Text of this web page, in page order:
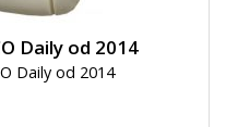
Daily od 2014
Daily od 2014